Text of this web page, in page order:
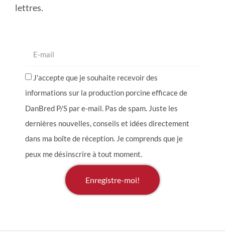
lettres.
J'accepte que je souhaite recevoir des
informations sur la production porcine efficace de
DanBred P/S par e-mail. Pas de spam. Juste les
dernières nouvelles, conseils et idées directement
dans ma boîte de réception. Je comprends que je
peux me désinscrire à tout moment.
Enregistre-moi!